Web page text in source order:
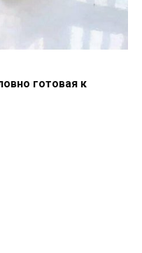
готовая к